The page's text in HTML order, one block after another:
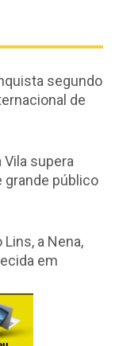
segundo
de
Vila supera
grande público
a Nena,
em